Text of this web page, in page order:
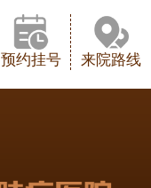
预约挂号 来院路线